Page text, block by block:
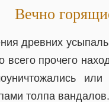
Вечно
древних
всего прочего
толпа вандалов.